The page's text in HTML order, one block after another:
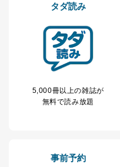
タダ読み
5,000冊以上の雑誌が
無料で読み放題
事前予約